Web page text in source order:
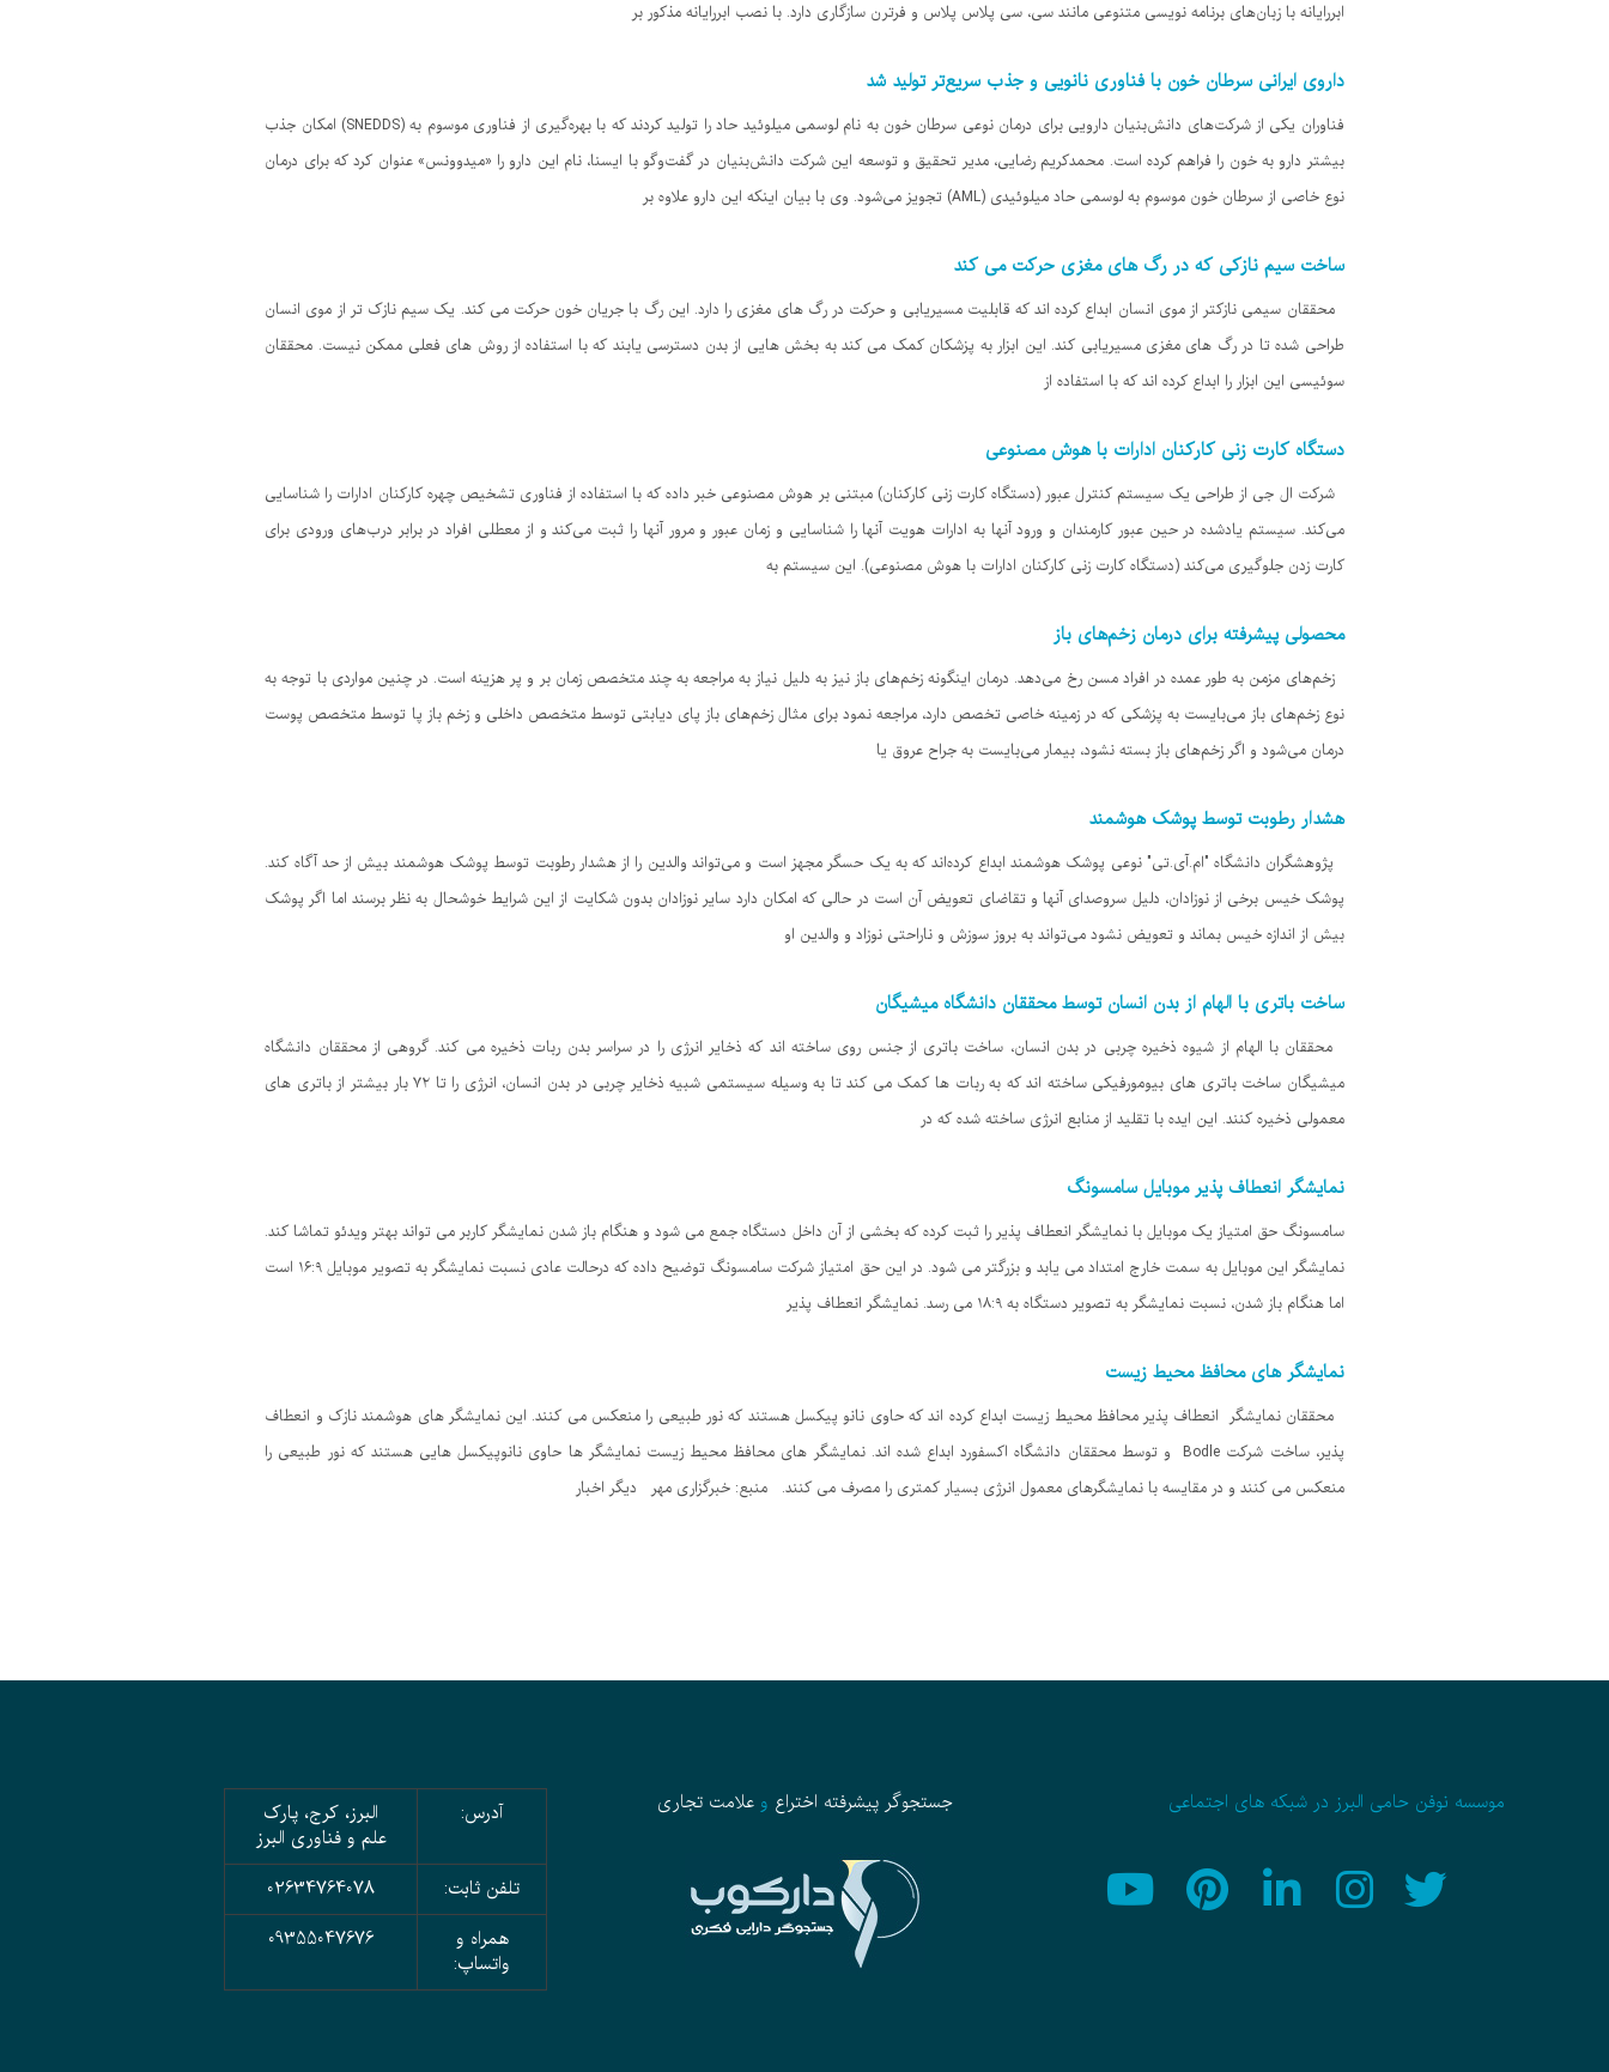
ابررایانه با زبان‌های برنامه نویسی متنوعی مانند سی، سی پلاس پلاس و فرترن سازگاری دارد. با نصب ابررایانه مذکور بر
داروی ایرانی سرطان خون با فناوری نانویی و جذب سریع‌تر تولید شد
فناوران یکی از شرکت‌های دانش‌بنیان دارویی برای درمان نوعی سرطان خون به نام لوسمی میلوئید حاد را تولید کردند که با بهره‌گیری از فناوری موسوم به (SNEDDS) امکان جذب
بیشتر دارو به خون را فراهم کرده است. محمدکریم رضایی، مدیر تحقیق و توسعه این شرکت دانش‌بنیان در گفت‌وگو با ایسنا، نام این دارو را «میدوونس» عنوان کرد که برای درمان
نوع خاصی از سرطان خون موسوم به لوسمی حاد میلوئیدی (AML) تجویز می‌شود. وی با بیان اینکه این دارو علاوه بر
ساخت سیم نازکی که در رگ های مغزی حرکت می کند
محققان سیمی نازکتر از موی انسان ابداع کرده اند که قابلیت مسیریابی و حرکت در رگ های مغزی را دارد. این رگ با جریان خون حرکت می کند. یک سیم نازک تر از موی انسان
طراحی شده تا در رگ های مغزی مسیریابی کند. این ابزار به پزشکان کمک می کند به بخش هایی از بدن دسترسی یابند که با استفاده از روش های فعلی ممکن نیست. محققان
سوئیسی این ابزار را ابداع کرده اند که با استفاده از
دستگاه‌ کارت زنی کارکنان ادارات با هوش مصنوعی
شرکت ال جی از طراحی یک سیستم کنترل عبور (دستگاه‌ کارت زنی کارکنان) مبتنی بر هوش مصنوعی خبر داده که با استفاده از فناوری تشخیص چهره کارکنان ادارات را شناسایی
می‌کند. سیستم یادشده در حین عبور کارمندان و ورود آنها به ادارات هویت آنها را شناسایی و زمان عبور و مرور آنها را ثبت می‌کند و از معطلی افراد در برابر درب‌های ورودی برای
کارت زدن جلوگیری می‌کند (دستگاه‌ کارت زنی کارکنان ادارات با هوش مصنوعی). این سیستم به
محصولی پیشرفته برای درمان زخم‌های باز
زخم‌های مزمن به طور عمده در افراد مسن رخ می‌دهد. درمان اینگونه زخم‌های باز نیز به دلیل نیاز به مراجعه به چند متخصص زمان بر و پر هزینه است. در چنین مواردی با توجه به
نوع زخم‌های باز می‌بایست به پزشکی که در زمینه خاصی تخصص دارد، مراجعه نمود برای مثال زخم‌های باز پای دیابتی توسط متخصص داخلی و زخم باز پا توسط متخصص پوست
درمان می‌شود و اگر زخم‌های باز بسته نشود، بیمار می‌بایست به جراح عروق یا
هشدار رطوبت توسط پوشک هوشمند
پژوهشگران دانشگاه "ام.آی.تی" نوعی پوشک هوشمند ابداع کرده‌اند که به یک حسگر مجهز است و می‌تواند والدین را از هشدار رطوبت توسط پوشک هوشمند بیش از حد آگاه کند.
پوشک خیس برخی از نوزادان، دلیل سروصدای آنها و تقاضای تعویض آن است در حالی که امکان دارد سایر نوزادان بدون شکایت از این شرایط خوشحال به نظر برسند اما اگر پوشک
بیش از اندازه خیس بماند و تعویض نشود می‌تواند به بروز سوزش و ناراحتی نوزاد و والدین او
ساخت باتری با الهام از بدن انسان توسط محققان دانشگاه میشیگان
محققان با الهام از شیوه ذخیره چربی در بدن انسان، ساخت باتری از جنس روی ساخته اند که ذخایر انرژی را در سراسر بدن ربات ذخیره می کند. گروهی از محققان دانشگاه
میشیگان ساخت باتری های بیومورفیکی ساخته اند که به ربات ها کمک می کند تا به وسیله سیستمی شبیه ذخایر چربی در بدن انسان، انرژی را تا ۷۲ بار بیشتر از باتری های
معمولی ذخیره کنند. این ایده با تقلید از منابع انرژی ساخته شده که در
نمایشگر انعطاف پذیر موبایل سامسونگ
سامسونگ حق امتیاز یک موبایل با نمایشگر انعطاف پذیر را ثبت کرده که بخشی از آن داخل دستگاه جمع می شود و هنگام باز شدن نمایشگر کاربر می تواند بهتر ویدئو تماشا کند.
نمایشگر این موبایل به سمت خارج امتداد می یابد و بزرگتر می شود. در این حق امتیاز شرکت سامسونگ توضیح داده که درحالت عادی نسبت نمایشگر به تصویر موبایل ۱۶:۹ است
اما هنگام باز شدن، نسبت نمایشگر به تصویر دستگاه به ۱۸:۹ می رسد. نمایشگر انعطاف پذیر
نمایشگر های محافظ محیط زیست
محققان نمایشگر انعطاف پذیر محافظ محیط زیست ابداع کرده اند که حاوی نانو پیکسل هستند که نور طبیعی را منعکس می کنند. این نمایشگر های هوشمند نازک و انعطاف
پذیر، ساخت شرکت Bodle و توسط محققان دانشگاه اکسفورد ابداع شده اند. نمایشگر های محافظ محیط زیست نمایشگر ها حاوی نانوپیکسل هایی هستند که نور طبیعی را
منعکس می کنند و در مقایسه با نمایشگرهای معمول انرژی بسیار کمتری را مصرف می کنند. منبع: خبرگزاری مهر دیگر اخبار
موسسه نوفن حامی البرز در شبکه های اجتماعی جستجوگر پیشرفته اختراع وعلامت تجاری آدرس:
البرز، کرج، پارک
علم و فناوری البرز
تلفن ثابت:
02634764078
همراه و
واتساپ:
09355047676